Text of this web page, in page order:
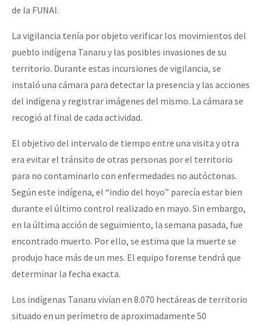
de la FUNAI.
La vigilancia tenía por objeto verificar los movimientos del
pueblo indígena Tanaru y las posibles invasiones de su
territorio. Durante estas incursiones de vigilancia, se
instaló una cámara para detectar la presencia y las acciones
del indígena y registrar imágenes del mismo. La cámara se
recogió al final de cada actividad.
El objetivo del intervalo de tiempo entre una visita y otra
era evitar el tránsito de otras personas por el territorio
para no contaminarlo con enfermedades no autóctonas.
Según este indígena, el “indio del hoyo” parecía estar bien
durante el último control realizado en mayo. Sin embargo,
en la última acción de seguimiento, la semana pasada, fue
encontrado muerto. Por ello, se estima que la muerte se
produjo hace más de un mes. El equipo forense tendrá que
determinar la fecha exacta.
Los indígenas Tanaru vivían en 8.070 hectáreas de territorio
situado en un perímetro de aproximadamente 50